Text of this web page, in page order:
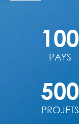
100
PAYS
500
PROJETS